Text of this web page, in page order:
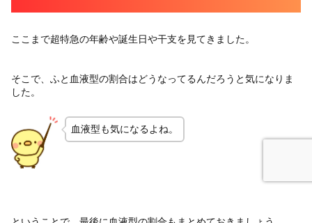
ここまで超特急の年齢や誕生日や干支を見てきました。
そこで、ふと血液型の割合はどうなってるんだろうと気になりま
した。
血液型も気になるよね。